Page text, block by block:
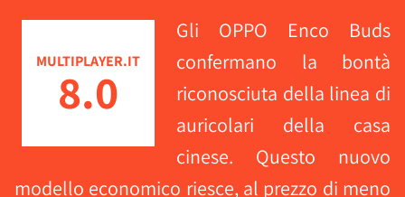
MULTIPLAYER.IT
8.0
Gli OPPO Enco Buds
confermano la bontà
riconosciuta della linea di
auricolari della casa
cinese. Questo nuovo
modello economico riesce, al prezzo di meno